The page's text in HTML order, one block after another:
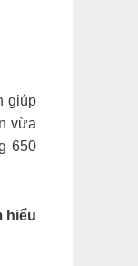
giúp
vừa
650
hiểu